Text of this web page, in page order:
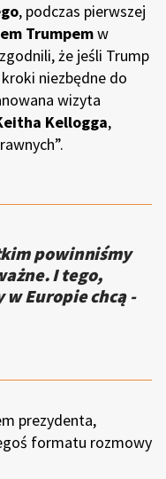
, podczas pierwszej
Trumpemw
że jeśli Trump
niezbędne do
wizyta
Kellogga,
powinniśmy
I tego,
Europie chcą -
prezydenta,
formatu rozmowy